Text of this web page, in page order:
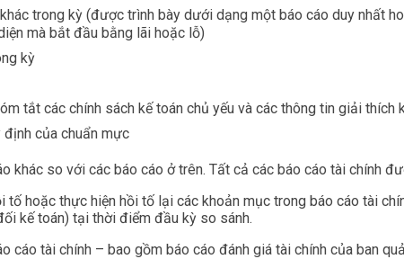
trong kỳ (được trình bày dưới dạng một báo cáo duy nhất
mà bắt đầu bằng lãi hoặc lỗ)
kỳ
tắt các chính sách kế toán chủ yếu và các thông tin giải thích
của chuẩn mực
khác so với các báo cáo ở trên. Tất cả các báo cáo tài chính
tố hoặc thực hiện hồi tố lại các khoản mục trong báo cáo tài
kế toán) tại thời điểm đầu kỳ so sánh.
cáo tài chính – bao gồm báo cáo đánh giá tài chính của ban